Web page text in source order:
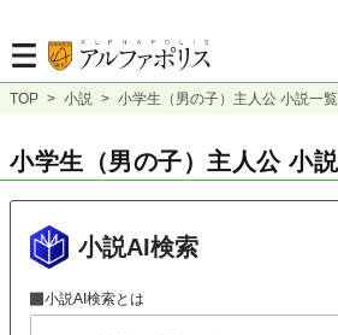
TOP > 小説 > 小学生（男の子）主人公 小説一覧
小学生（男の子）主人公 小
小説AI検索
小説AI検索とは